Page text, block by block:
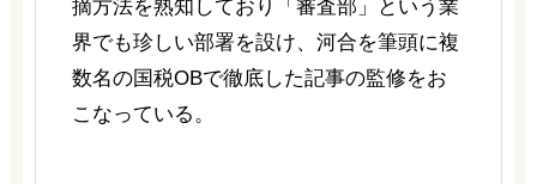
摘方法を熟知しており「審査部」という業
界でも珍しい部署を設け、河合を筆頭に複
数名の国税OBで徹底した記事の監修をお
こなっている。